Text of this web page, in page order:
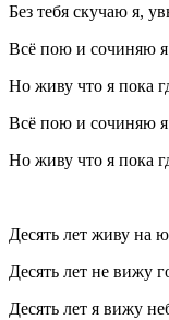
Без тебя скучаю я,
Всё пою и сочиняю
Но живу что я пока
Всё пою и сочиняю
Но живу что я пока
Десять лет живу на
Десять лет не вижу
Десять лет я вижу